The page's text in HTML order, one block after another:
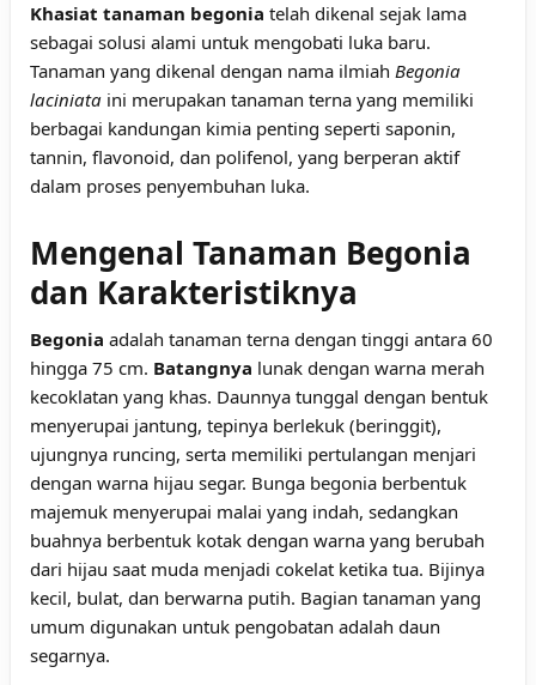
Khasiat tanaman begonia telah dikenal sejak lama
sebagai solusi alami untuk mengobati luka baru.
Tanaman yang dikenal dengan nama ilmiah Begonia
laciniata ini merupakan tanaman terna yang memiliki
berbagai kandungan kimia penting seperti saponin,
tannin, flavonoid, dan polifenol, yang berperan aktif
dalam proses penyembuhan luka.
Mengenal Tanaman Begonia
dan Karakteristiknya
Begonia adalah tanaman terna dengan tinggi antara 60
hingga 75 cm. Batangnya lunak dengan warna merah
kecoklatan yang khas. Daunnya tunggal dengan bentuk
menyerupai jantung, tepinya berlekuk (beringgit),
ujungnya runcing, serta memiliki pertulangan menjari
dengan warna hijau segar. Bunga begonia berbentuk
majemuk menyerupai malai yang indah, sedangkan
buahnya berbentuk kotak dengan warna yang berubah
dari hijau saat muda menjadi cokelat ketika tua. Bijinya
kecil, bulat, dan berwarna putih. Bagian tanaman yang
umum digunakan untuk pengobatan adalah daun
segarnya.